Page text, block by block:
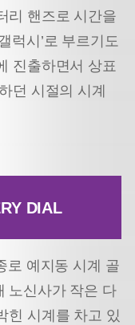
리 핸즈로 시간을
럭시’로 부르기도
진출하면서 상표
던 시절의 시계
DIAL
로 예지동 시계 골
노신사가 작은 다
힌 시계를 차고 있